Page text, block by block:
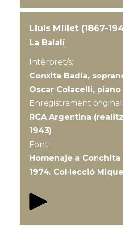
Lluís Millet (1867-
La Balalí
Intèrpret/s:
Conxita Badia,
Oscar Colacelli, piano
Enregistrament original:
RCA Argentina
1943)
Font:
Homenaje a Conchita
1974. Col·lecció